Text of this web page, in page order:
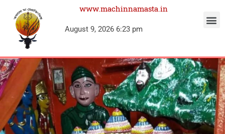
www.machinnamasta.in
August 9, 2026 6:23 pm